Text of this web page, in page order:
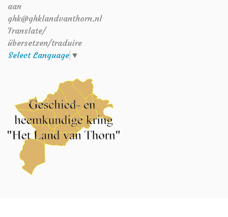
aan
ghk@ghklandvanthorn.nl
Translate/
übersetzen/traduire
Select Language ▼